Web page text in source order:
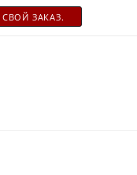
СВОЙ ЗАКАЗ.